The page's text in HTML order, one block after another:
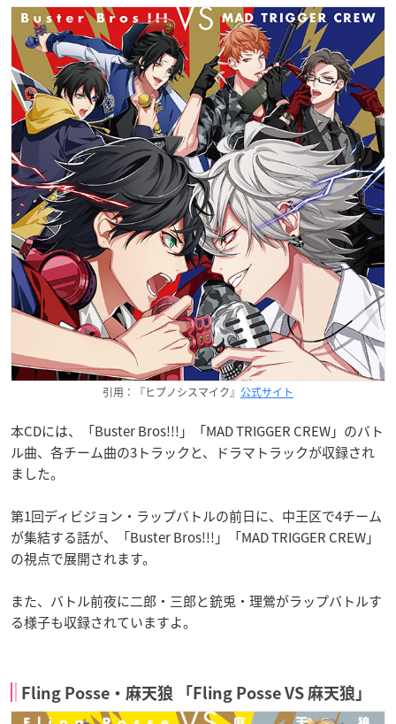
引用：『ヒプノシスマイク』 公式サイト
本CDには、「Buster Bros!!!」「MAD TRIGGER CREW」のバト
ル曲、各チーム曲の3トラックと、ドラマトラックが収録され
ました。
第1回ディビジョン・ラップバトルの前日に、中王区で4チーム
が集結する話が、「Buster Bros!!!」「MAD TRIGGER CREW」
の視点で展開されます。
また、バトル前夜に二郎・三郎と銃兎・理鶯がラップバトルす
る様子も収録されていますよ。
Fling Posse・麻天狼 「Fling Posse VS 麻天狼」